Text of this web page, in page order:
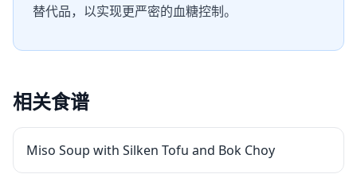
替代品，以实现更严密的血糖控制。
相关食谱
Miso Soup with Silken Tofu and Bok Choy